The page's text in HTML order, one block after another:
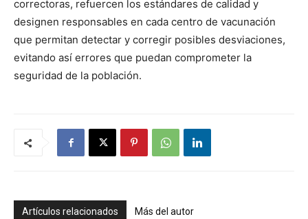
correctoras, refuercen los estándares de calidad y
designen responsables en cada centro de vacunación
que permitan detectar y corregir posibles desviaciones,
evitando así errores que puedan comprometer la
seguridad de la población.
Artículos relacionados Más del autor